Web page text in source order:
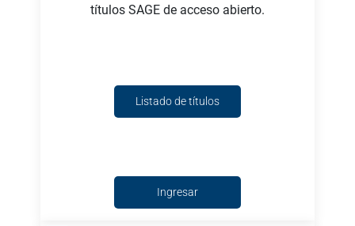
títulos SAGE de acceso abierto.
Listado de títulos
Ingresar